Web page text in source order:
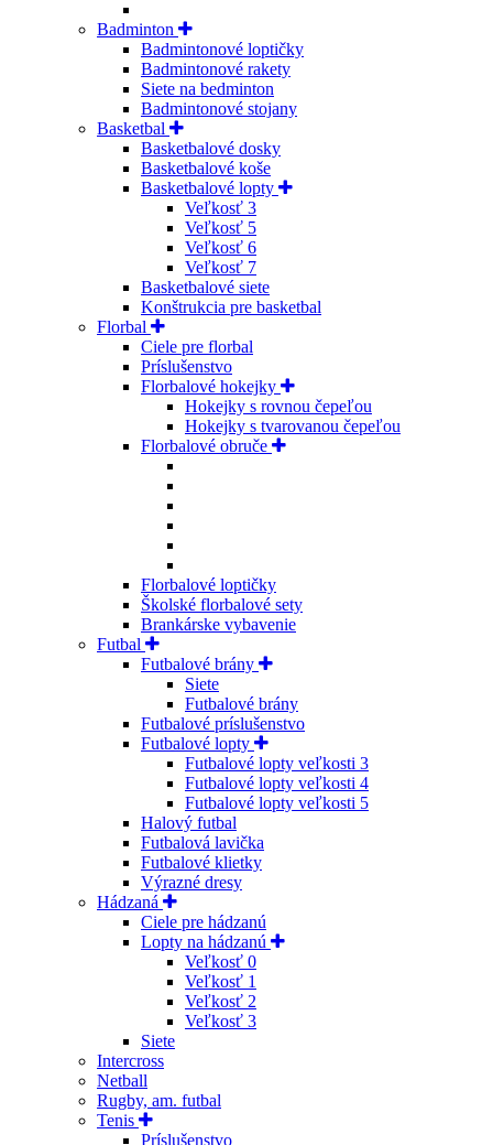
Badminton
Badmintonové loptičky
Badmintonové rakety
Siete na bedminton
Badmintonové stojany
Basketbal
Basketbalové dosky
Basketbalové koše
Basketbalové lopty
Veľkosť 3
Veľkosť 5
Veľkosť 6
Veľkosť 7
Basketbalové siete
Konštrukcia pre basketbal
Florbal
Ciele pre florbal
Príslušenstvo
Florbalové hokejky
Hokejky s rovnou čepeľou
Hokejky s tvarovanou čepeľou
Florbalové obruče
Florbalové loptičky
Školské florbalové sety
Brankárske vybavenie
Futbal
Futbalové brány
Siete
Futbalové brány
Futbalové príslušenstvo
Futbalové lopty
Futbalové lopty veľkosti 3
Futbalové lopty veľkosti 4
Futbalové lopty veľkosti 5
Halový futbal
Futbalová lavička
Futbalové klietky
Výrazné dresy
Hádzaná
Ciele pre hádzanú
Lopty na hádzanú
Veľkosť 0
Veľkosť 1
Veľkosť 2
Veľkosť 3
Siete
Intercross
Netball
Rugby, am. futbal
Tenis
Príslušenstvo